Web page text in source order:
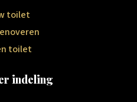
toilet
toilet
indeling